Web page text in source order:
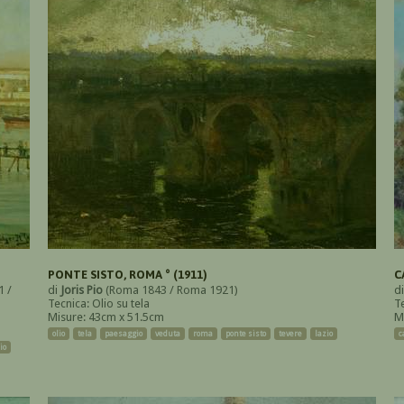
/
PONTE SISTO, ROMA ° (1911)
di Joris Pio (Roma 1843 / Roma 1921)
Tecnica: Olio su tela
Misure: 43cm x 51.5cm
olio tela paesaggio veduta roma ponte sisto tevere lazio